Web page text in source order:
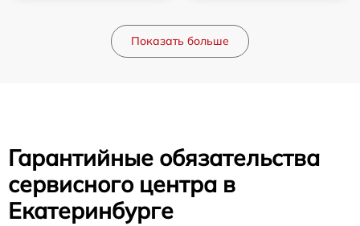
Показать больше
Гарантийные обязательства
сервисного центра в
Екатеринбурге